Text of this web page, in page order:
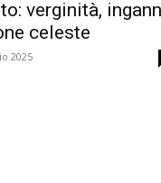
verginità,
celeste
2025